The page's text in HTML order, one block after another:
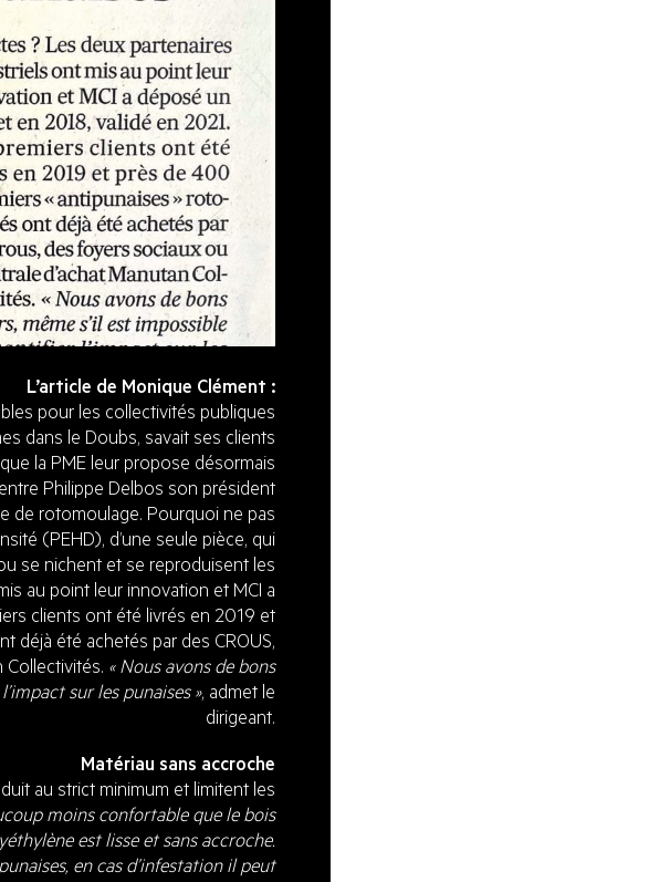
L’article de Monique Clément :
pour les collectivités publiques
dans le Doubs, savait ses clients
la PME leur propose désormais
Philippe Delbos son président
de rotomoulage. Pourquoi ne pas
(PEHD), d’une seule pièce, qui
se nichent et se reproduisent les
au point leur innovation et MCI a
clients ont été livrés en 2019 et
déjà été achetés par des CROUS,
Collectivités. « Nous avons de bons
sur les punaises », admet le
dirigeant.
Matériau sans accroche
au strict minimum et limitent les
moins confortable que le bois
est lisse et sans accroche.
en cas d’infestation il peut